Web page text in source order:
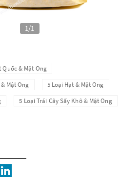
Quốc & Mật Ong
Mật Ong
5 Loại Hạt & Mật Ong
5 Loại Trái Cây Sấy Khô & Mật Ong